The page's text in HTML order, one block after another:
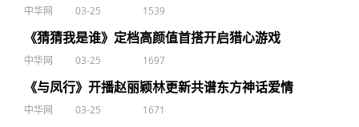
中华网 03-25 1539
《猜猜我是谁》定档高颜值首搭开启猎心游戏
中华网 03-25 1697
《与凤行》开播赵丽颖林更新共谱东方神话爱情
中华网 03-25 1671